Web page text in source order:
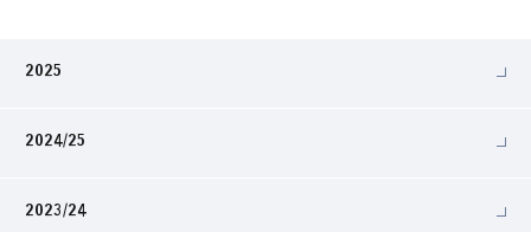
2025
2024/25
2023/24